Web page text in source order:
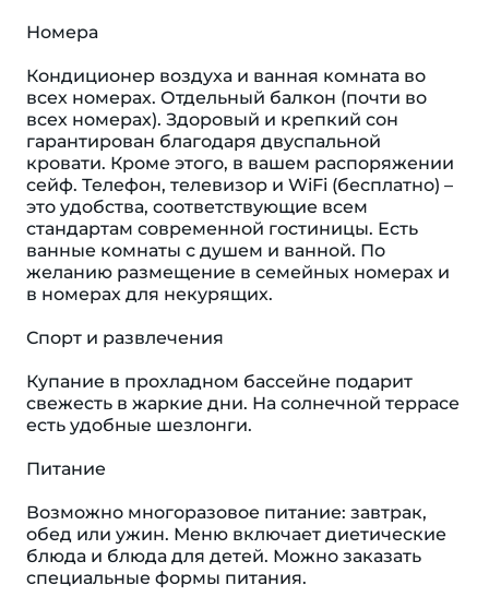
Номера
Кондиционер воздуха и ванная комната во
всех номерах. Отдельный балкон (почти во
всех номерах). Здоровый и крепкий сон
гарантирован благодаря двуспальной
кровати. Кроме этого, в вашем распоряжении
сейф. Телефон, телевизор и WiFi (бесплатно) –
это удобства, соответствующие всем
стандартам современной гостиницы. Есть
ванные комнаты с душем и ванной. По
желанию размещение в семейных номерах и
в номерах для некурящих.
Спорт и развлечения
Купание в прохладном бассейне подарит
свежесть в жаркие дни. На солнечной террасе
есть удобные шезлонги.
Питание
Возможно многоразовое питание: завтрак,
обед или ужин. Меню включает диетические
блюда и блюда для детей. Можно заказать
специальные формы питания.